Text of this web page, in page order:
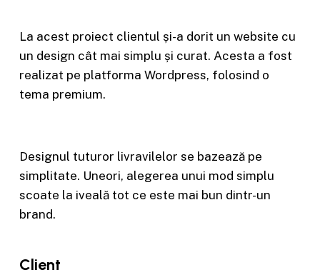
La acest proiect clientul și-a dorit un website cu
un design cât mai simplu și curat. Acesta a fost
realizat pe platforma Wordpress, folosind o
tema premium.
Designul tuturor livravilelor se bazează pe
simplitate. Uneori, alegerea unui mod simplu
scoate la iveală tot ce este mai bun dintr-un
brand.
Client